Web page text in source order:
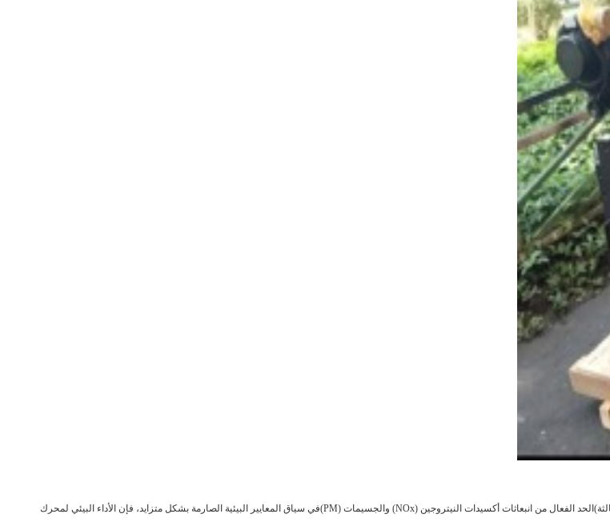
يستخدم هذا المحرك تكنولوجيا متقدمة لمراقبة الاحتراق، تتوافق مع معايير الانبعاثات الوطنية الثالثة (الوطنية الثالثة)الحد الفعال من انبعاثات أكسيدات النيتروجين (NOx) والجسيمات (PM)في سياق المعايير البيئية الصارمة بشكل متزايد، فإن الأداء البيئي لمحرك